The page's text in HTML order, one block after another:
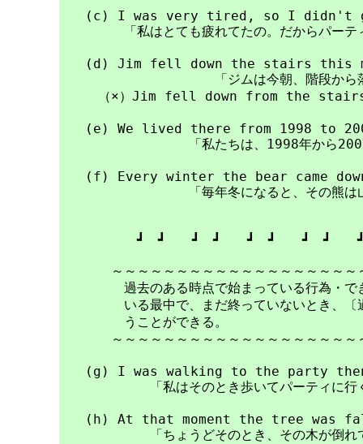
(c) I was very tired, so I didn't
「私はとても疲れてたの。だからパーティ
(d) Jim fell down the stairs this
「ジムは今朝、階段から落っ
（×）Jim fell down from the
(e) We lived there from 1998 to
「私たちは、1998年から2005年ま
(f) Every winter the bear came
「毎年冬になると、その熊は山か
┛　┛　　┛　┛　　┛　┛　　┛　┛　　┛
～～～～～～～～～～～～～～～～～～～
過去のある時点で始まっている行為・でき
いる最中で、まだ終っていないとき、〔過
うことができる。
～～～～～～～～～～～～～～～～～～～
(g) I was walking to the party
「私はそのとき歩いてパーティに行く
(h) At that moment the tree was
「ちょうどそのとき、その木が倒れて